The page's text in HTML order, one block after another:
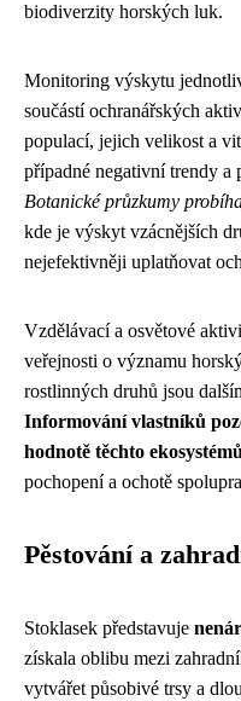
biodiverzity horských luk.
Monitoring výskytu
součástí ochranářských
populací, jejich velikost a
případné negativní trendy
Botanické průzkumy
kde je výskyt vzácnějších
nejefektivněji uplatňovat
Vzdělávací a osvětové
veřejnosti o významu
rostlinných druhů jsou
Informování vlastníků
hodnotě těchto ekosystémů
pochopení a ochotě
Pěstování a
Stoklasek představuje
získala oblibu mezi
vytvářet působivé trsy a